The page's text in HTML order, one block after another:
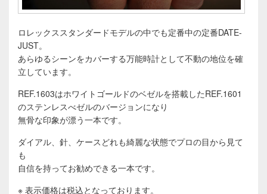
ロレックススタンダードモデルの中でも定番中の定番DATE-
JUST。
あらゆるシーンをカバーする万能時計として不動の地位を確
立しています。
REF.1603はホワイトゴールドのベゼルを搭載したREF.1601
のステンレスべゼルのバージョンになり
無骨な印象が漂う一本です。
ダイアル、針、ケースどれも綺麗な状態でプロの目から見て
も
自信を持ってお勧めできる一本です。
※ 表示価格は税込となっております。